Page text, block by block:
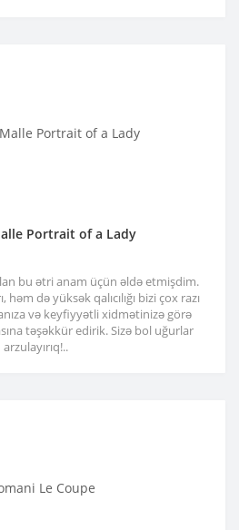
Portrait of a Lady
bu ətri anam üçün əldə etmişdim.
də yüksək qalıcılığı bizi çox razı
və keyfiyyətli xidmətinizə görə
təşəkkür edirik. Sizə bol uğurlar
arzulayırıq!..